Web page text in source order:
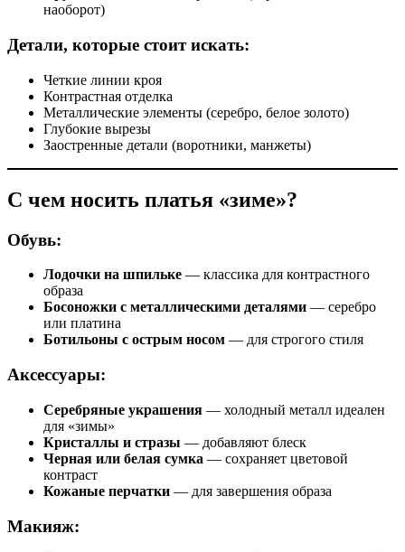
наоборот)
Детали, которые стоит искать:
Четкие линии кроя
Контрастная отделка
Металлические элементы (серебро, белое золото)
Глубокие вырезы
Заостренные детали (воротники, манжеты)
С чем носить платья «зиме»?
Обувь:
Лодочки на шпильке — классика для контрастного
образа
Босоножки с металлическими деталями — серебро
или платина
Ботильоны с острым носом — для строгого стиля
Аксессуары:
Серебряные украшения — холодный металл идеален
для «зимы»
Кристаллы и стразы — добавляют блеск
Черная или белая сумка — сохраняет цветовой
контраст
Кожаные перчатки — для завершения образа
Макияж: